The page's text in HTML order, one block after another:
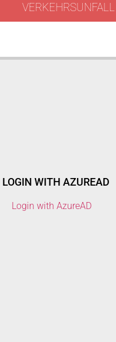
VERKEHRSUNFALL
LOGIN WITH AZUREAD
Login with AzureAD